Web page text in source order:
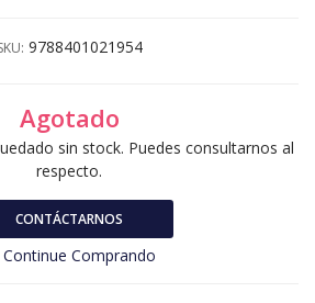
9788401021954
Agotado
sin stock. Puedes consultarnos al
respecto.
CONTÁCTARNOS
Comprando